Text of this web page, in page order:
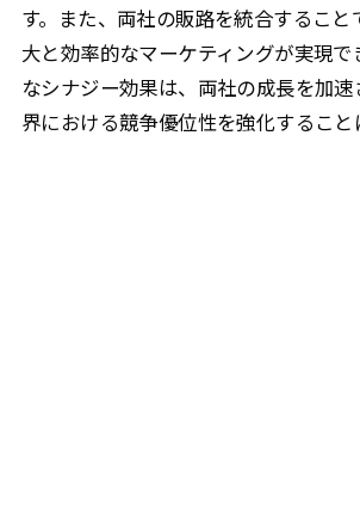
す。また、両社の販路を統合するこ
大と効率的なマーケティングが実現で
なシナジー効果は、両社の成長を加
界における競争優位性を強化すること